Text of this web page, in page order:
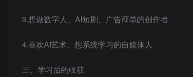
3.想做数字人、AI短剧、广告商单的创作者
4.喜欢AI艺术、想系统学习的自媒体人
三、学习后的收获